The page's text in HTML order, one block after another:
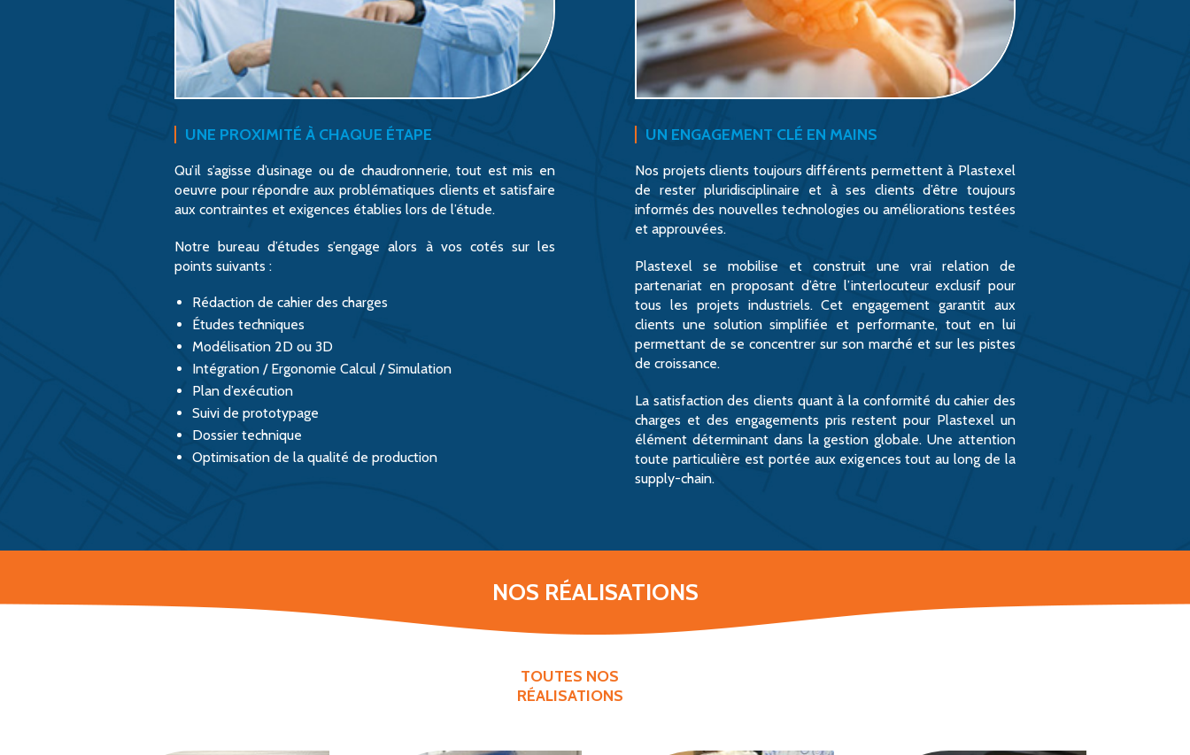
UNE PROXIMITÉ À CHAQUE ÉTAPE
Qu’il s’agisse d’usinage ou de chaudronnerie, tout est mis en
oeuvre pour répondre aux problématiques clients et satisfaire
aux contraintes et exigences établies lors de l’étude.
Notre bureau d’études s’engage alors à vos cotés sur les
points suivants :
Rédaction de cahier des charges
Études techniques
Modélisation 2D ou 3D
Intégration / Ergonomie Calcul / Simulation
Plan d’exécution
Suivi de prototypage
Dossier technique
Optimisation de la qualité de production
UN ENGAGEMENT CLÉ EN MAINS
Nos projets clients toujours différents permettent à Plastexel
de rester pluridisciplinaire et à ses clients d’être toujours
informés des nouvelles technologies ou améliorations testées
et approuvées.
Plastexel se mobilise et construit une vrai relation de
partenariat en proposant d’être l’interlocuteur exclusif pour
tous les projets industriels. Cet engagement garantit aux
clients une solution simplifiée et performante, tout en lui
permettant de se concentrer sur son marché et sur les pistes
de croissance.
La satisfaction des clients quant à la conformité du cahier des
charges et des engagements pris restent pour Plastexel un
élément déterminant dans la gestion globale. Une attention
toute particulière est portée aux exigences tout au long de la
supply-chain.
NOS RÉALISATIONS
TOUTES NOS
RÉALISATIONS